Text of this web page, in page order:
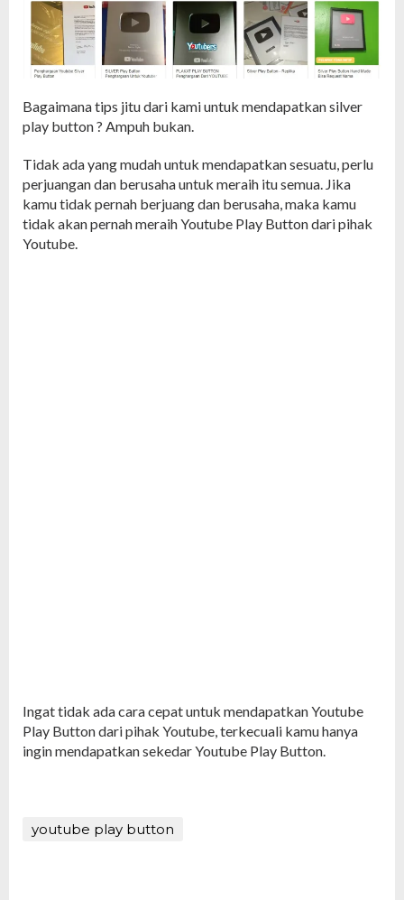
Bagaimana tips jitu dari kami untuk mendapatkan silver
play button ? Ampuh bukan.
Tidak ada yang mudah untuk mendapatkan sesuatu, perlu
perjuangan dan berusaha untuk meraih itu semua. Jika
kamu tidak pernah berjuang dan berusaha, maka kamu
tidak akan pernah meraih Youtube Play Button dari pihak
Youtube.
Ingat tidak ada cara cepat untuk mendapatkan Youtube
Play Button dari pihak Youtube, terkecuali kamu hanya
ingin mendapatkan sekedar Youtube Play Button.
youtube play button